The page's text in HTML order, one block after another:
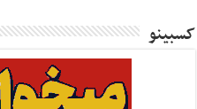
کسبینو